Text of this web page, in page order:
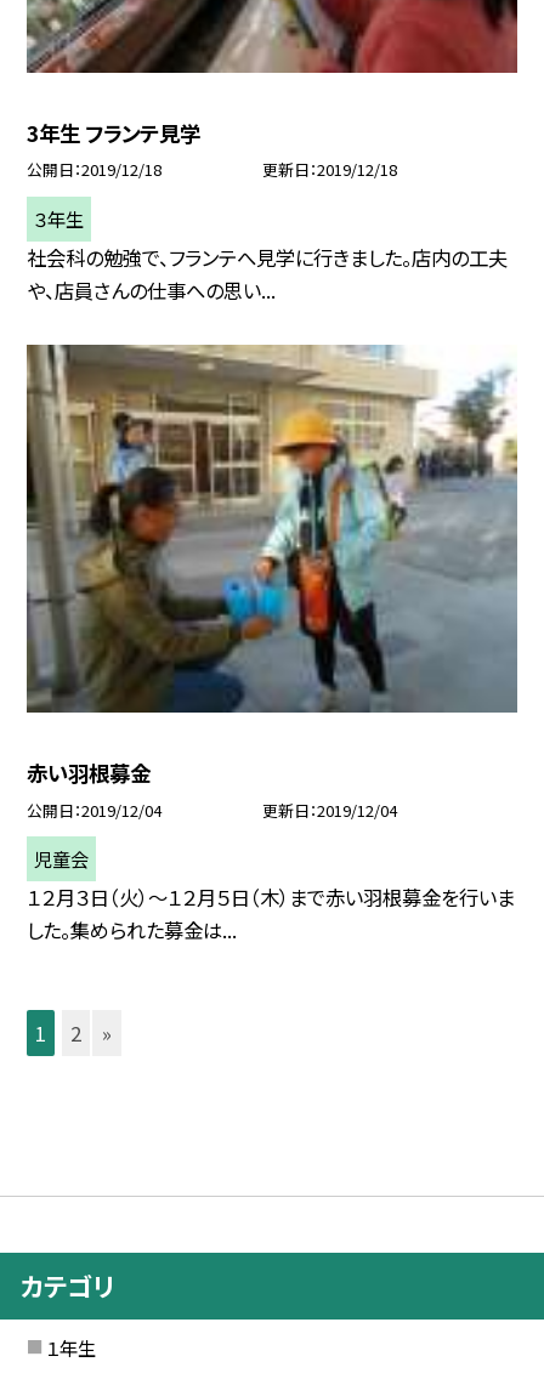
3年生 フランテ見学
公開日 2019/12/18 更新日 2019/12/18
３年生
社会科の勉強で、フランテへ見学に行きました。店内の工夫
や、店員さんの仕事への思い...
赤い羽根募金
公開日 2019/12/04 更新日 2019/12/04
児童会
１２月３日（火）〜１２月５日（木）まで赤い羽根募金を行いま
した。集められた募金は...
1 2 »
カテゴリ
１年生